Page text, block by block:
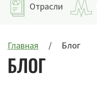
Отрасли
Главная Блог
БЛОГ